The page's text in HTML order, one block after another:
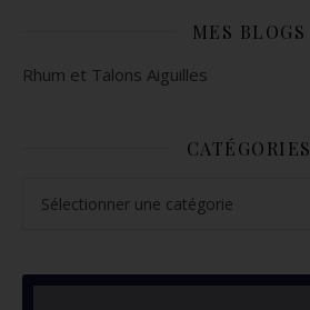
MES BLOGS
Rhum et Talons Aiguilles
CATÉGORIES